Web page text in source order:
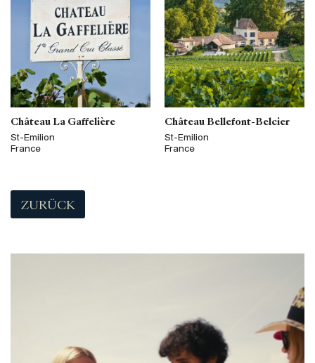
Château La Gaffelière
St-Emilion
France
Château Bellefont-Belcier
St-Emilion
France
ZURÜCK